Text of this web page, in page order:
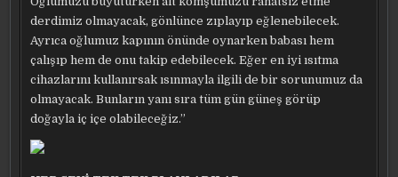
derdimiz olmayacak, gönlünce zıplayıp eğlenebilecek.
Ayrıca oğlumuz kapının önünde oynarken babası hem
çalışıp hem de onu takip edebilecek. Eğer en iyi ısıtma
cihazlarını kullanırsak ısınmayla ilgili de bir sorunumuz da
olmayacak. Bunların yanı sıra tüm gün güneş görüp
doğayla iç içe olabileceğiz.”